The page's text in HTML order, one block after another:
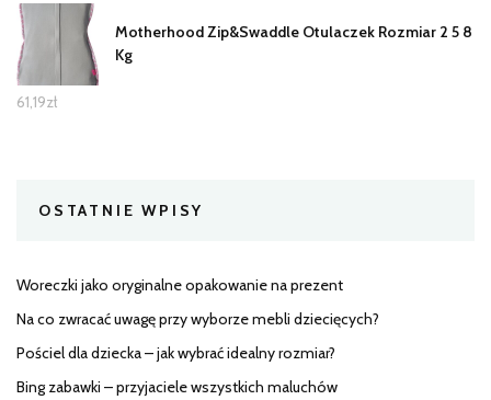
Motherhood Zip&Swaddle Otulaczek Rozmiar 2 5 8
Kg
61,19zł
OSTATNIE WPISY
Woreczki jako oryginalne opakowanie na prezent
Na co zwracać uwagę przy wyborze mebli dziecięcych?
Pościel dla dziecka – jak wybrać idealny rozmiar?
Bing zabawki – przyjaciele wszystkich maluchów